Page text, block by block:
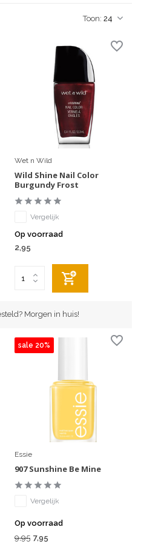
Toon:
Wet n Wild
Wild Shine Nail Color
Burgundy Frost
Vergelijk
Op voorraad
2,95
Morgen in huis!
sale 20%
Essie
907 Sunshine Be Mine
Vergelijk
Op voorraad
9,95 7,95